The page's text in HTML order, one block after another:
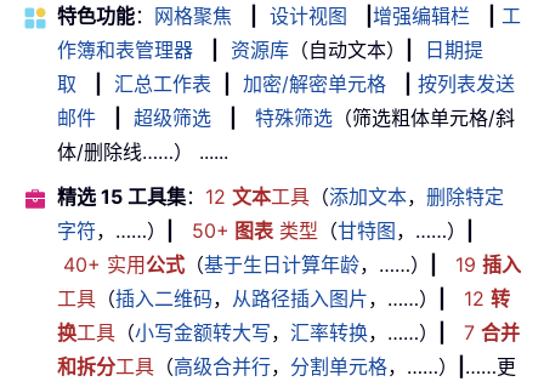
特色功能： 网格聚焦 设计视图 增强编辑栏
工
作簿和表管理器
资源库 （自动文本）
日期提
取
汇总工作表 加密/解密单元格
按列表发送
邮件
超级筛选 特殊筛选 （筛选粗体单元格/斜
体/删除线……） ......
精选 15 工具集： 12 文本工具 （添加文本， 删除特定
字符，……） 50+ 图表类型 （甘特图 ，……）
40+ 实用公式 （基于生日计算年龄，……） 19 插入
工具 （插入二维码， 从路径插入图片，……） 12 转
换工具 （小写金额转大写， 汇率转换，……） 7 合并
和拆分工具 （高级合并行， 分割单元格，……）
……更